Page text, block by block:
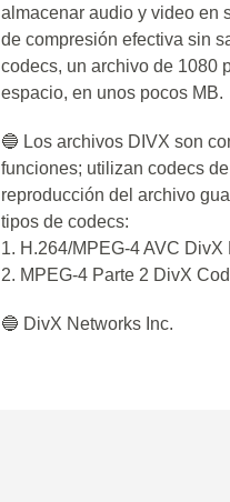
almacenar audio y video en
de compresión efectiva sin
codecs, un archivo de 1080
espacio, en unos pocos MB.
🔵 Los archivos DIVX son
funciones; utilizan codecs
reproducción del archivo
tipos de codecs:
1. H.264/MPEG-4 AVC
2. MPEG-4 Parte 2 DivX
🔵 DivX Networks Inc.